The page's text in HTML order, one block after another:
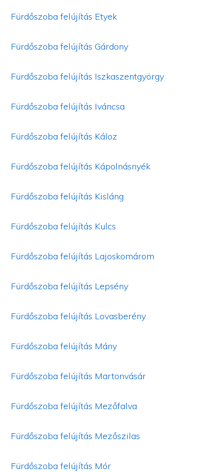
Fürdőszoba felújítás Etyek
Fürdőszoba felújítás Gárdony
Fürdőszoba felújítás Iszkaszentgyörgy
Fürdőszoba felújítás Iváncsa
Fürdőszoba felújítás Káloz
Fürdőszoba felújítás Kápolnásnyék
Fürdőszoba felújítás Kisláng
Fürdőszoba felújítás Kulcs
Fürdőszoba felújítás Lajoskomárom
Fürdőszoba felújítás Lepsény
Fürdőszoba felújítás Lovasberény
Fürdőszoba felújítás Mány
Fürdőszoba felújítás Martonvásár
Fürdőszoba felújítás Mezőfalva
Fürdőszoba felújítás Mezőszilas
Fürdőszoba felújítás Mór